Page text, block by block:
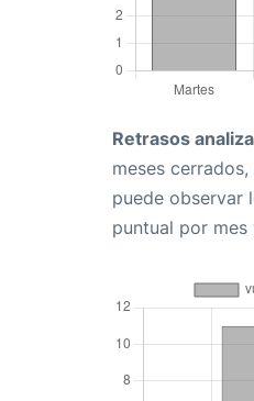
Retrasos
meses cerrados,
puede observar
puntual por